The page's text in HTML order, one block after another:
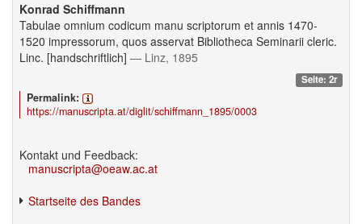
Konrad Schiffmann
Tabulae omnium codicum manu scriptorum et annis 1470-
1520 impressorum, quos asservat Bibliotheca Seminarii cleric.
Linc. [handschriftlich] — Linz, 1895
Seite: 2r
Permalink:
https://manuscripta.at/diglit/schiffmann_1895/0003
Kontakt und Feedback:
manuscripta@oeaw.ac.at
Startseite des Bandes